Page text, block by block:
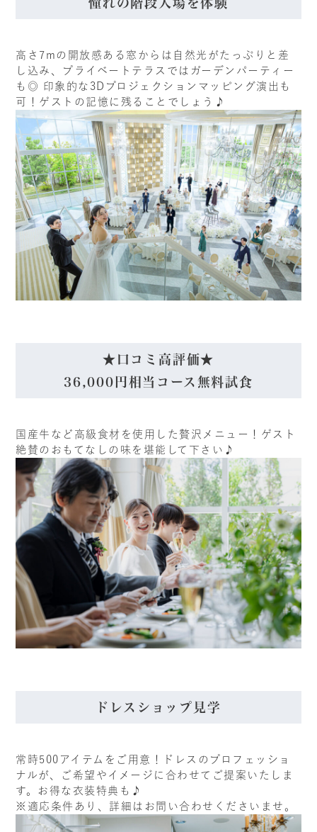
憧れの階段入場を体験
高さ7mの開放感ある窓からは自然光がたっぷりと差
し込み、プライベートテラスではガーデンパーティー
も◎ 印象的な3Dプロジェクションマッピング演出も
可！ゲストの記憶に残ることでしょう♪
★口コミ高評価★
36,000円相当コース無料試食
国産牛など高級食材を使用した贅沢メニュー！ゲスト
絶賛のおもてなしの味を堪能して下さい♪
ドレスショップ見学
常時500アイテムをご用意！ドレスのプロフェッショ
ナルが、ご希望やイメージに合わせてご提案いたしま
す。お得な衣装特典も♪
※適応条件あり、詳細はお問い合わせくださいませ。